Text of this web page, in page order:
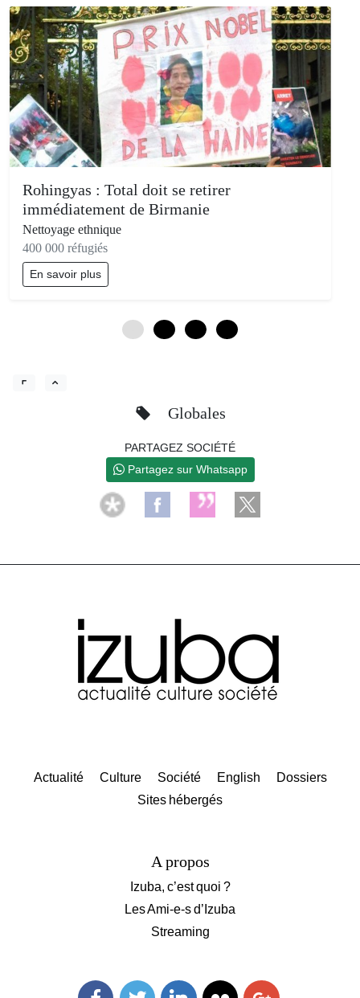
Rohingyas : Total doit se retirer
immédiatement de Birmanie
Nettoyage ethnique
400 000 réfugiés
En savoir plus
Globales
PARTAGEZ SOCIÉTÉ
Partagez sur Whatsapp
Actualité Culture Société English
Dossiers
Sites hébergés
A propos
Izuba, c’est quoi ?
Les Ami-e-s d’Izuba
Streaming